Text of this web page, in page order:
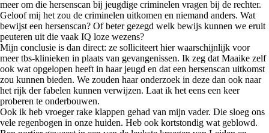
meer om die hersenscan bij jeugdige criminelen vragen bij de rechter.
Geloof mij het zou de criminelen uitkomen en niemand anders. Wat
bewijst een hersenscan? Of beter gezegd welk bewijs kunnen we eruit
peuteren uit die vaak IQ loze wezens?
Mijn conclusie is dan direct: ze solliciteert hier waarschijnlijk voor
meer tbs-klinieken in plaats van gevangenissen. Ik zeg dat Maaike zelf
ook wat opgelopen heeft in haar jeugd en dat een hersenscan uitkomst
zou kunnen bieden. We zouden haar onderzoek in deze dan ook naar
het rijk der fabelen kunnen verwijzen. Laat ik het eens een keer
proberen te onderbouwen.
Ook ik heb vroeger rake klappen gehad van mijn vader. Die sloeg ons
vele regenbogen in onze huiden. Heb ook kortstondig wat geblowd.